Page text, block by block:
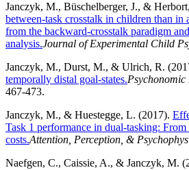
Janczyk, M., Büschelberger, J., &
between-task crosstalk in children than in
from the backward-crosstalk paradigm
analysis.Journal of Experimental Child
Janczyk, M., Durst, M., & Ulrich, R.
temporally distal goal-states.Psychonomic
467-473.
Janczyk, M., & Huestegge, L. (2017).
Task 1 performance in dual-tasking: From
costs.Attention, Perception, &
Naefgen, C., Caissie, A., & Janczyk, M.